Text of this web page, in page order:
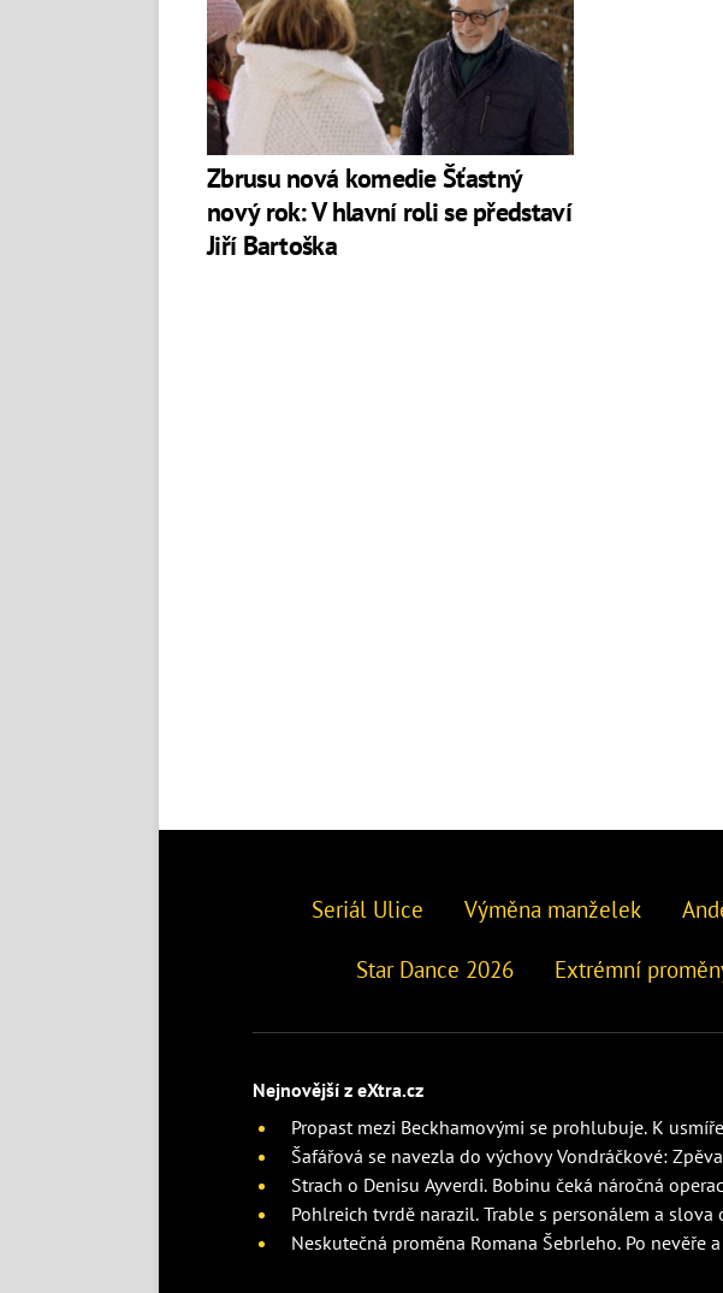
Zbrusu nová komedie Šťastný
nový rok: V hlavní roli se představí
Jiří Bartoška
Seriál Ulice Výměna manželek
Star Dance 2026 Extrémní
Nejnovější z eXtra.cz
Propast mezi Beckhamovými se prohlubuje. K
Šafářová se navezla do výchovy Vondráčkové:
Strach o Denisu Ayverdi. Bobinu čeká náročná
Pohlreich tvrdě narazil. Trable s personálem a slova
Neskutečná proměna Romana Šebrleho. Po nevěře